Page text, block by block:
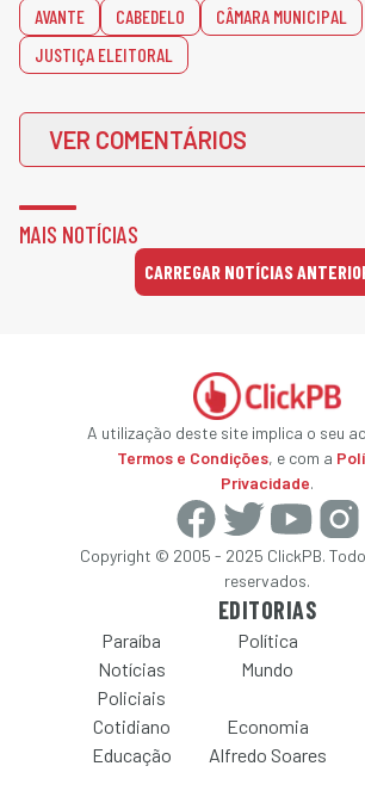
AVANTE CABEDELO
CÂMARA MUNICIPAL
JUSTIÇA ELEITORAL
VER COMENTÁRIOS
MAIS NOTÍCIAS
CARREGAR NOTÍCIAS
A utilização deste site implica o seu
Termos e Condições, e com a
Privacidade.
Copyright © 2005 - 2025 ClickPB.
reservados.
EDITORIAS
Paraíba Política
Notícias
Policiais
Mundo
Cotidiano Economia
Educação
Alfredo Soares